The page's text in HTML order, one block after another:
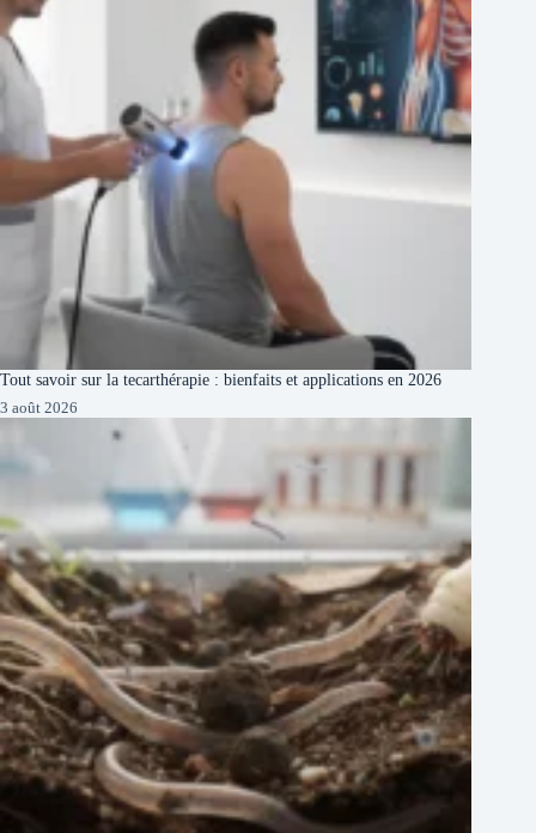
Tout savoir sur la tecarthérapie : bienfaits et applications en 2026
3 août 2026